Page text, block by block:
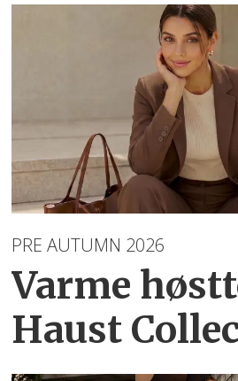
PRE AUTUMN 2026
Varme
Haust